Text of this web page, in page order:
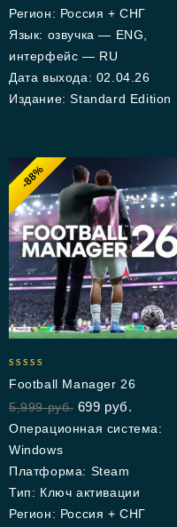
Регион: Россия + СНГ
Язык: озвучка — ENG,
интерфейс — RU
Дата выхода: 02.04.26
Издание: Standard Edition
-88%
out of 5
Football Manager 26
5,999руб. 699 руб.
Операционная система:
Windows
Платформа: Steam
Тип: Ключ активации
Регион: Россия + СНГ